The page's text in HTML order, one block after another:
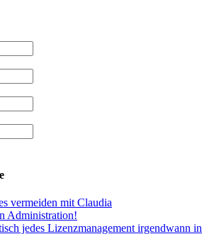
vermeiden mit Claudia
Administration!
jedes Lizenzmanagement irgendwann in